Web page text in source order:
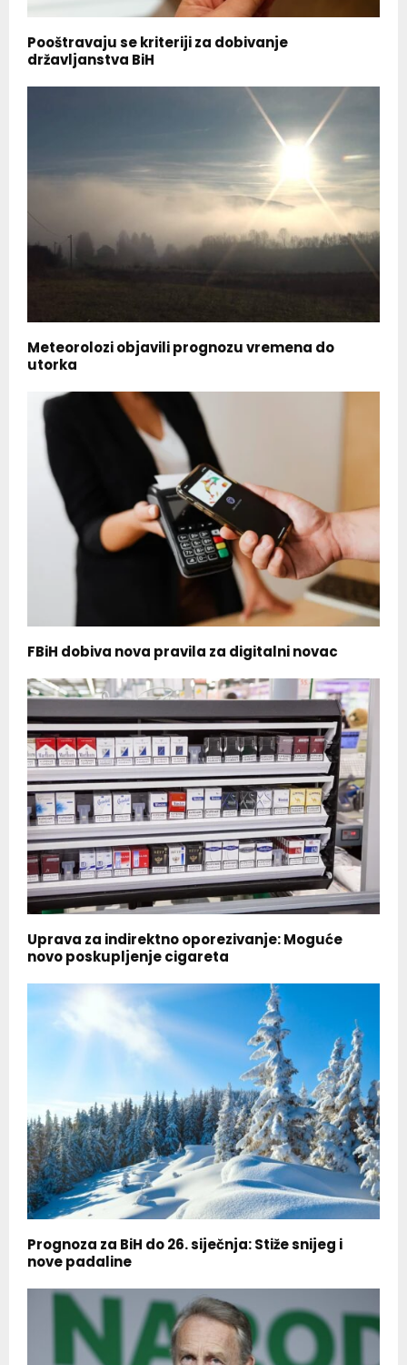
Pooštravaju se kriteriji za dobivanje
državljanstva BiH
Meteorolozi objavili prognozu vremena do
utorka
FBiH dobiva nova pravila za digitalni novac
Uprava za indirektno oporezivanje: Moguće
novo poskupljenje cigareta
Prognoza za BiH do 26. siječnja: Stiže snijeg i
nove padaline